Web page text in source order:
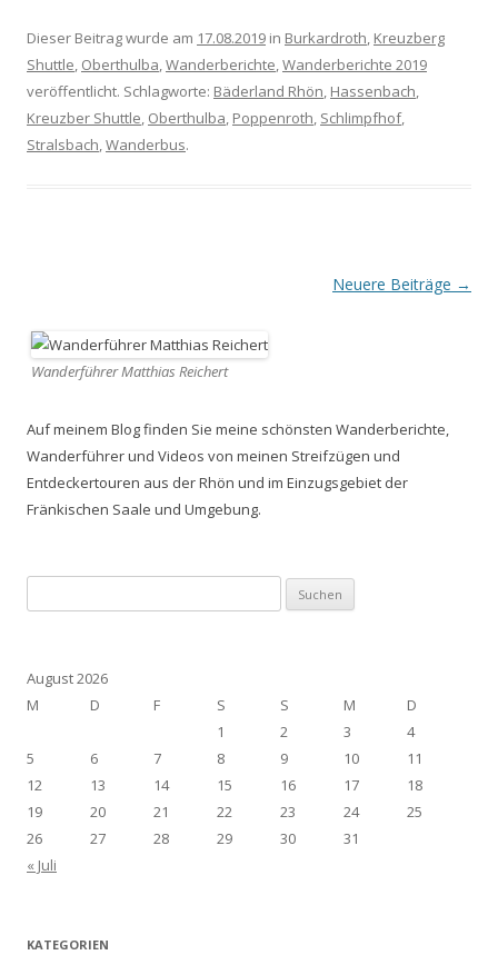
Dieser Beitrag wurde am 17.08.2019 in Burkardroth, Kreuzberg
Shuttle, Oberthulba,Wanderberichte,Wanderberichte 2019
veröffentlicht. Schlagworte: Bäderland Rhön, Hassenbach,
Kreuzber Shuttle, Oberthulba, Poppenroth, Schlimpfhof,
Stralsbach,Wanderbus.
Neuere Beiträge →
Wanderführer Matthias Reichert
Auf meinem Blog finden Sie meine schönsten Wanderberichte,
Wanderführer und Videos von meinen Streifzügen und
Entdeckertouren aus der Rhön und im Einzugsgebiet der
Fränkischen Saale und Umgebung.
nach:
August 2026
M
D F S S M
D
1
2 3
4
5
6 7 8 9 10
11
12
13 14 15 16 17
18
19
20 21 22 23 24
25
26
27 28 29 30
31
« Juli
KATEGORIEN